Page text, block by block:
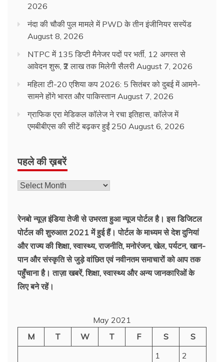
2026
नंदा की चौकी पुल मामले में PWD के तीन इंजीनियर सस्पेंड
August 8, 2026
NTPC में 135 डिप्टी मैनेजर पदों पर भर्ती, 12 अगस्त से
आवेदन शुरू, ₹2 लाख तक मिलेगी सैलरी August 7, 2026
महिला टी-20 एशिया कप 2026: 5 सितंबर को दुबई में आमने-
सामने होंगे भारत और पाकिस्तान August 7, 2026
ग्राफिक एरा मेडिकल कॉलेज ने रचा इतिहास, कॉलेज में
एमबीबीएस की सीटें बढ़कर हुईं 250 August 6, 2026
पहले की ख़बरें
रेनबो न्यूज़ इंडिया तेजी से उभरता हुआ न्‍यूज पोर्टल है। इस डिजिटल
पोर्टल की शुरुआत 2021 में हुई हैं। पोर्टल के माध्यम से देश दुनियां
और राज्य की शिक्षा, स्वास्थ्य, राजनीति, मनोरंजन, खेल, पर्यटन, खान-
पान और संस्कृति से जुड़े वांछित एवं नवीनतम समाचारों को आप तक
पहुँचाना है। ताज़ा खबरें, शिक्षा, स्वास्थ्य और अन्य जानकारिओं के
लिए बने रहें।
May 2021
M
T W T F S
S
1
2